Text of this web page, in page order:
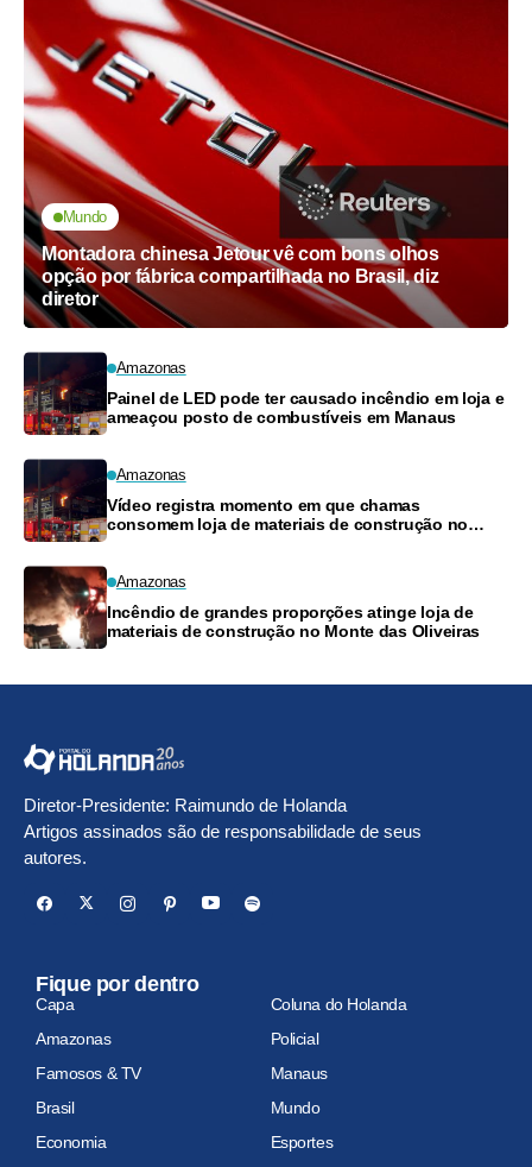
Mundo
Montadora chinesa Jetour vê com bons olhos
opção por fábrica compartilhada no Brasil, diz
diretor
Amazonas
Painel de LED pode ter causado incêndio em loja e
ameaçou posto de combustíveis em Manaus
Amazonas
Vídeo registra momento em que chamas
consomem loja de materiais de construção no
Amazonas
Incêndio de grandes proporções atinge loja de
materiais de construção no Monte das Oliveiras
Diretor-Presidente: Raimundo de Holanda
Artigos assinados são de responsabilidade de seus
autores.
Fique por dentro
Capa
Coluna do Holanda
Amazonas
Policial
Famosos & TV
Manaus
Brasil
Mundo
Economia
Esportes